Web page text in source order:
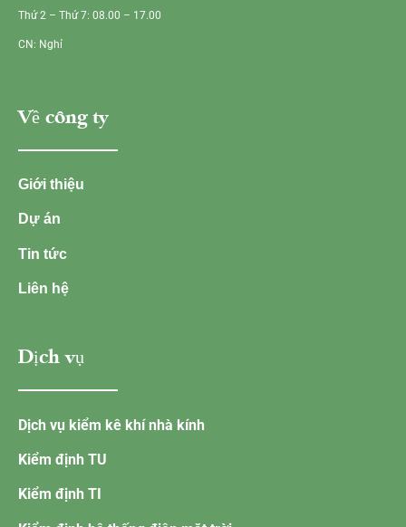
Thứ 2 – Thứ 7: 08.00 – 17.00
CN: Nghỉ
Về công ty
Giới thiệu
Dự án
Tin tức
Liên hệ
Dịch vụ
Dịch vụ kiểm kê khí nhà kính
Kiểm định TU
Kiểm định TI